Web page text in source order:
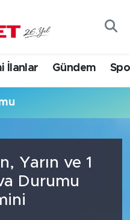
İlanlar Gündem
Yarın ve 1
Durumu
Haritası
ve Fikstür